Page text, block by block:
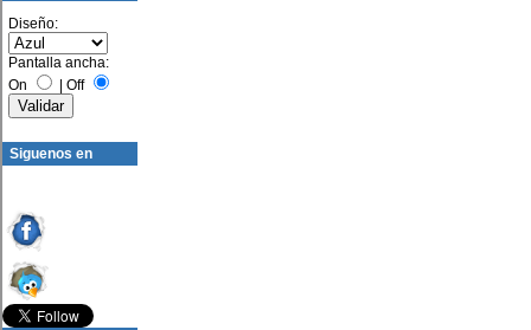
Diseño:
Pantalla ancha:
On
Off
Siguenos en